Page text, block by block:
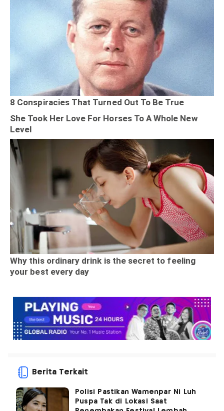
Berita Terkait
Polisi Pastikan Wamenpar Ni Luh
Puspa Tak di Lokasi Saat